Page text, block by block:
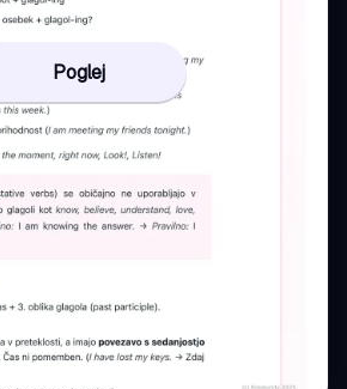
Poglej